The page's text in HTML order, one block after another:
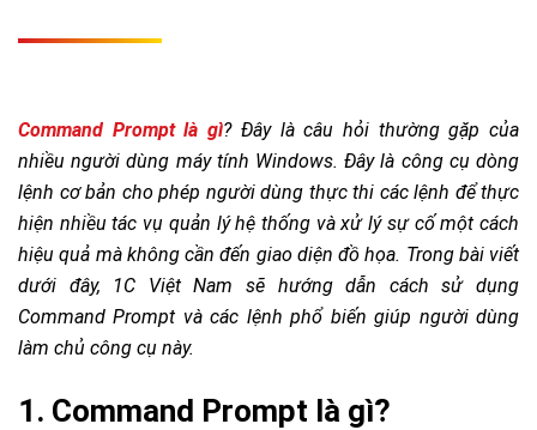
Command Prompt là gì? Đây là câu hỏi thường gặp của
nhiều người dùng máy tính Windows. Đây là công cụ dòng
lệnh cơ bản cho phép người dùng thực thi các lệnh để thực
hiện nhiều tác vụ quản lý hệ thống và xử lý sự cố một cách
hiệu quả mà không cần đến giao diện đồ họa. Trong bài viết
dưới đây, 1C Việt Nam sẽ hướng dẫn cách sử dụng
Command Prompt và các lệnh phổ biến giúp người dùng
làm chủ công cụ này.
1. Command Prompt là gì?